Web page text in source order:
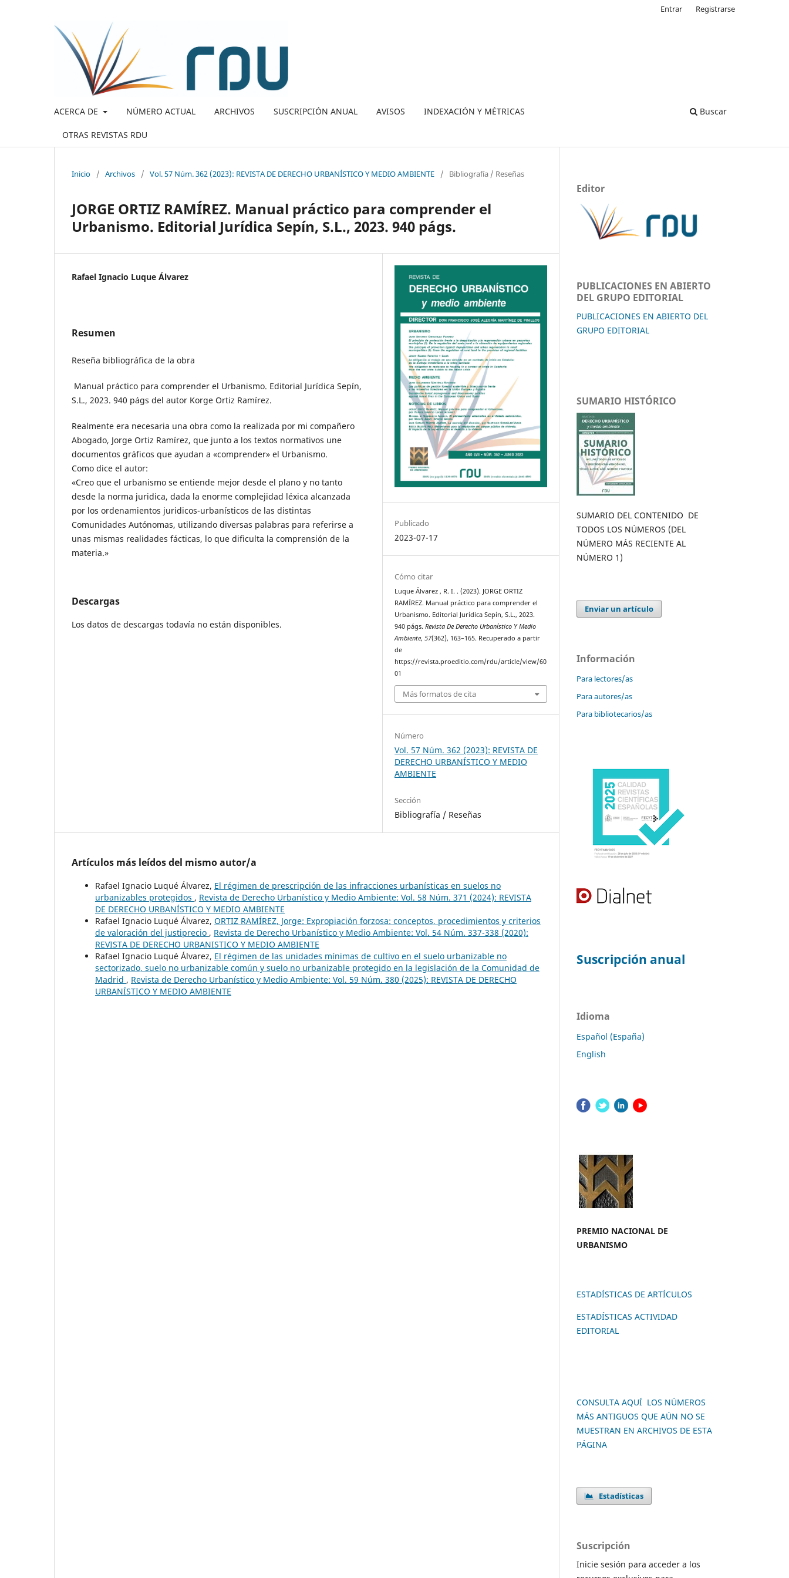
ACERCA DE NÚMERO ACTUAL ARCHIVOS SUSCRIPCIÓN ANUAL AVISOS INDEXACIÓN Y MÉTRICAS
OTRAS REVISTAS RDU
Buscar
Entrar Registrarse
Inicio / Archivos / Vol. 57 Núm. 362 (2023): REVISTA DE DERECHO URBANÍSTICO Y MEDIO AMBIENTE / Bibliografía / Reseñas
JORGE ORTIZ RAMÍREZ. Manual práctico para comprender el
Urbanismo. Editorial Jurídica Sepín, S.L., 2023. 940 págs.
Rafael Ignacio Luque Álvarez
Resumen
Reseña bibliográfica de la obra
Manual práctico para comprender el Urbanismo. Editorial Jurídica Sepín,
S.L., 2023. 940 págs del autor Korge Ortiz Ramírez.
Realmente era necesaria una obra como la realizada por mi compañero
Abogado, Jorge Ortiz Ramírez, que junto a los textos normativos une
documentos gráficos que ayudan a «comprender» el Urbanismo.
Como dice el autor:
«Creo que el urbanismo se entiende mejor desde el plano y no tanto
desde la norma juridica, dada la enorme complejidad léxica alcanzada
por los ordenamientos juridicos-urbanísticos de las distintas
Comunidades Autónomas, utilizando diversas palabras para referirse a
unas mismas realidades fácticas, lo que dificulta la comprensión de la
materia.»
Descargas
Los datos de descargas todavía no están disponibles.
Publicado
2023-07-17
Cómo citar
Luque Álvarez , R. I. . (2023). JORGE ORTIZ
RAMÍREZ. Manual práctico para comprender el
Urbanismo. Editorial Jurídica Sepín, S.L., 2023.
940 págs.Revista De Derecho Urbanístico Y Medio
Ambiente,57(362), 163–165. Recuperado a partir
de
https://revista.proeditio.com/rdu/article/view/60
01
Más formatos de cita
Número
Vol. 57 Núm. 362 (2023): REVISTA DE
DERECHO URBANÍSTICO Y MEDIO
AMBIENTE
Sección
Bibliografía / Reseñas
Artículos más leídos del mismo autor/a
Rafael Ignacio Luqué Álvarez, El régimen de prescripción de las infracciones urbanísticas en suelos no
urbanizables protegidos , Revista de Derecho Urbanístico y Medio Ambiente: Vol. 58 Núm. 371 (2024): REVISTA
DE DERECHO URBANÍSTICO Y MEDIO AMBIENTE
Rafael Ignacio Luqué Álvarez, ORTIZ RAMÍREZ, Jorge: Expropiación forzosa: conceptos, procedimientos y criterios
de valoración del justiprecio , Revista de Derecho Urbanístico y Medio Ambiente: Vol. 54 Núm. 337-338 (2020):
REVISTA DE DERECHO URBANISTICO Y MEDIO AMBIENTE
Rafael Ignacio Luqué Álvarez, El régimen de las unidades mínimas de cultivo en el suelo urbanizable no
sectorizado, suelo no urbanizable común y suelo no urbanizable protegido en la legislación de la Comunidad de
Madrid , Revista de Derecho Urbanístico y Medio Ambiente: Vol. 59 Núm. 380 (2025): REVISTA DE DERECHO
URBANÍSTICO Y MEDIO AMBIENTE
Editor
PUBLICACIONES EN ABIERTO
DEL GRUPO EDITORIAL
PUBLICACIONES EN ABIERTO DEL
GRUPO EDITORIAL
SUMARIO HISTÓRICO
SUMARIO DEL CONTENIDO DE
TODOS LOS NÚMEROS (DEL
NÚMERO MÁS RECIENTE AL
NÚMERO 1)
Enviar un artículo
Información
Para lectores/as
Para autores/as
Para bibliotecarios/as
Suscripción anual
Idioma
Español (España)
English
PREMIO NACIONAL DE
URBANISMO
ESTADÍSTICAS DE ARTÍCULOS
ESTADÍSTICAS ACTIVIDAD
EDITORIAL
CONSULTA AQUÍ LOS NÚMEROS
MÁS ANTIGUOS QUE AÚN NO SE
MUESTRAN EN ARCHIVOS DE ESTA
PÁGINA
Estadísticas
Suscripción
Inicie sesión para acceder a los